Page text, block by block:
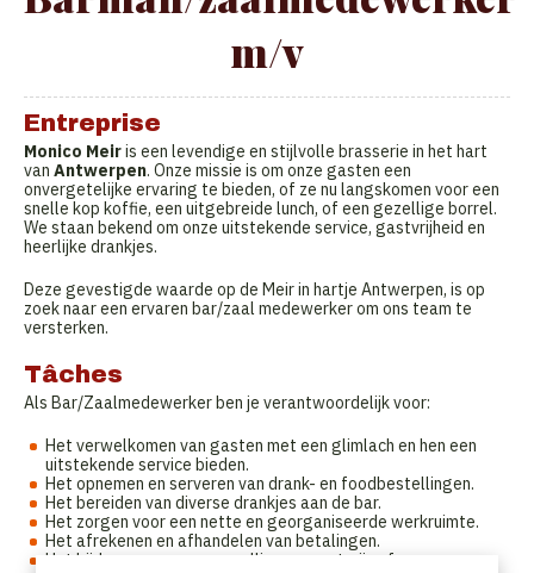
m/v
Entreprise
Monico Meiris een levendige en stijlvolle brasserie in het hart
van Antwerpen. Onze missie is om onze gasten een
onvergetelijke ervaring te bieden, of ze nu langskomen voor een
snelle kop koffie, een uitgebreide lunch, of een gezellige borrel.
We staan bekend om onze uitstekende service, gastvrijheid en
heerlijke drankjes.
Deze gevestigde waarde op de Meir in hartje Antwerpen, is op
zoek naar een ervaren bar/zaal medewerker om ons team te
versterken.
Tâches
Als Bar/Zaalmedewerker ben je verantwoordelijk voor:
Het verwelkomen van gasten met een glimlach en hen een
uitstekende service bieden.
Het opnemen en serveren van drank- en foodbestellingen.
Het bereiden van diverse drankjes aan de bar.
Het zorgen voor een nette en georganiseerde werkruimte.
Het afrekenen en afhandelen van betalingen.
Het bijdragen aan een gezellige en gastvrije sfeer.